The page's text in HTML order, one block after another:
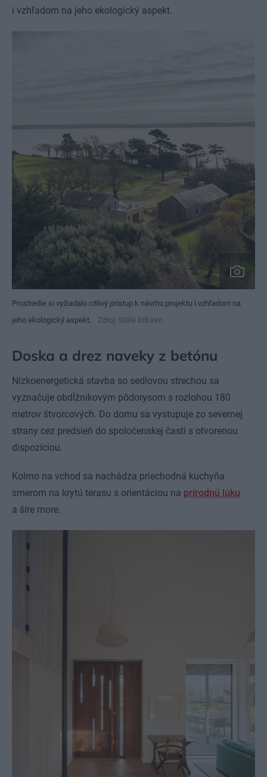
i vzhľadom na jeho ekologický aspekt.
Prostredie si vyžiadalo citlivý prístup k návrhu projektu i vzhľadom na
jeho ekologický aspekt.
Zdroj: Ståle Eriksen
Doska a drez naveky z betónu
Nízkoenergetická stavba so sedlovou strechou sa
vyznačuje obdĺžnikovým pôdorysom s rozlohou 180
metrov štvorcových. Do domu sa vystupuje zo severnej
strany cez predsieň do spoločenskej časti s otvorenou
dispozíciou.
Kolmo na vchod sa nachádza priechodná kuchyňa
smerom na krytú terasu s orientáciou na prírodnú lúku
a šíre more.